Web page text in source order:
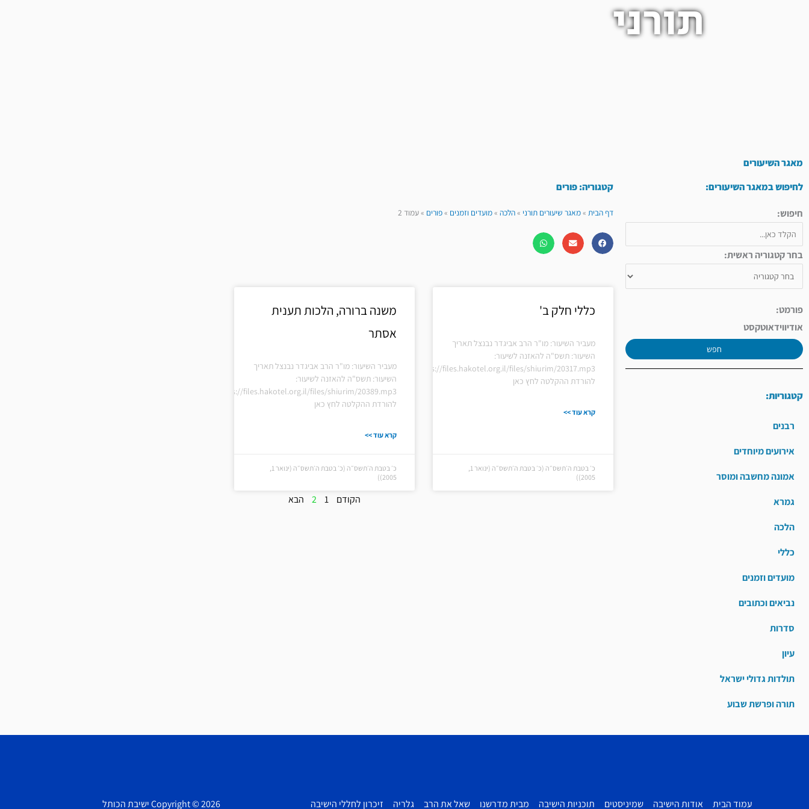
תורני
מאגר השיעורים
לחיפוש במאגר השיעורים:
חיפוש:
בחר קטגוריה ראשית:
פורמט:
אודיווידאוטקסט
חפש
קטגוריות:
רבנים
אירועים מיוחדים
אמונה מחשבה ומוסר
גמרא
הלכה
כללי
מועדים וזמנים
נביאים וכתובים
סדרות
עיון
תולדות גדולי ישראל
תורה ופרשת שבוע
קטגוריה: פורים
דף הבית»מאגר שיעורים תורני »הלכה»מועדים וזמנים »פורים »עמוד 2
כללי חלק ב'
מעביר השיעור: מו"ר הרב אביגדר נבנצל תאריך
השיעור: תשס"ה להאזנה לשיעור:
https://files.hakotel.org.il/files/shiurim/20317.mp3
להורדת ההקלטה לחץ כאן
קרא עוד >>
כ׳ בטבת ה׳תשס״ה (כ׳ בטבת ה׳תשס״ה (ינואר 1,
2005))
משנה ברורה, הלכות תענית
אסתר
מעביר השיעור: מו"ר הרב אביגדר נבנצל תאריך
השיעור: תשס"ה להאזנה לשיעור:
https://files.hakotel.org.il/files/shiurim/20389.mp3
להורדת ההקלטה לחץ כאן
קרא עוד >>
כ׳ בטבת ה׳תשס״ה (כ׳ בטבת ה׳תשס״ה (ינואר 1,
2005))
הקודם 1
2 הבא
עמוד הבית אודות הישיבה שמיניסטים תוכניות הישיבה מבית מדרשנו שאל את הרב גלריה זיכרון לחללי הישיבה Copyright © 2026 ישיבת הכותל